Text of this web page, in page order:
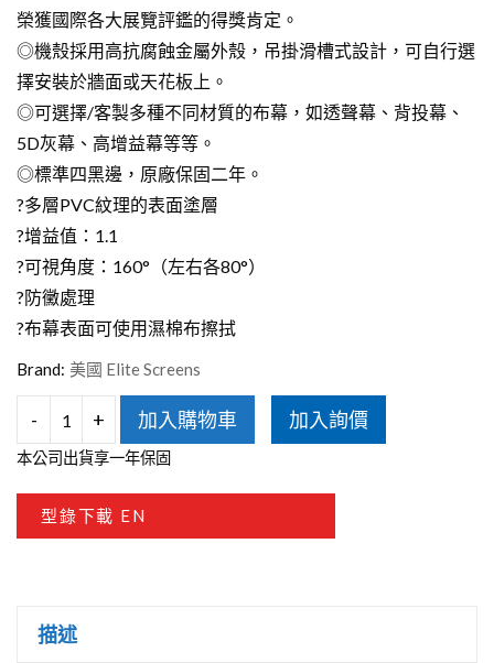
榮獲國際各大展覽評鑑的得獎肯定。
◎機殼採用高抗腐蝕金屬外殼，吊掛滑槽式設計，可自行選
擇安裝於牆面或天花板上。
◎可選擇/客製多種不同材質的布幕，如透聲幕、背投幕、
5D灰幕、高增益幕等等。
◎標準四黑邊，原廠保固二年。
?多層PVC紋理的表面塗層
?增益值：1.1
?可視角度：160°（左右各80°）
?防黴處理
?布幕表面可使用濕棉布擦拭
Brand: 美國 Elite Screens
-
Elite
Screens
億
立
+ 加入購物車 加入詢價
本公司出貨享一年保固
型錄下載 EN
描述